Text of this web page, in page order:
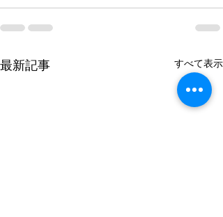
最新記事 すべて表示